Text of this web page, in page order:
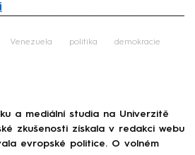
Venezuela politika demokracie
a mediální studia na Univerzitě
zkušenosti získala v redakci webu
evropské politice. O volném